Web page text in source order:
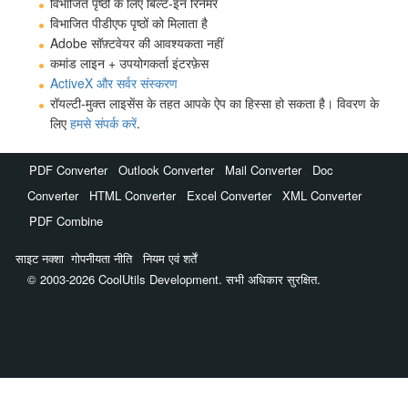
विभाजित पीडीएफ पृष्ठों को मिलाता है
Adobe सॉफ़्टवेयर की आवश्यकता नहीं
कमांड लाइन + उपयोगकर्ता इंटरफ़ेस
ActiveX और सर्वर संस्करण
रॉयल्टी-मुक्त लाइसेंस के तहत आपके ऐप का हिस्सा हो सकता है। विवरण के
लिएहमसे संपर्क करें.
PDF Converter Outlook Converter Mail Converter
Doc
Converter
HTML Converter Excel Converter XML Converter
PDF Combine
साइट नक्शा गोपनीयता नीति
नियम एवं शर्तें
© 2003-2026 CoolUtils Development. सभी अधिकार सुरक्षित.